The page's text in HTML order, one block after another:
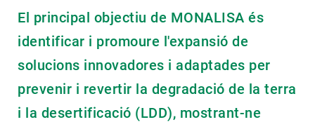
El principal objectiu de MONALISA és
identificar i promoure l'expansió de
solucions innovadores i adaptades per
prevenir i revertir la degradació de la terra
i la desertificació (LDD), mostrant-ne